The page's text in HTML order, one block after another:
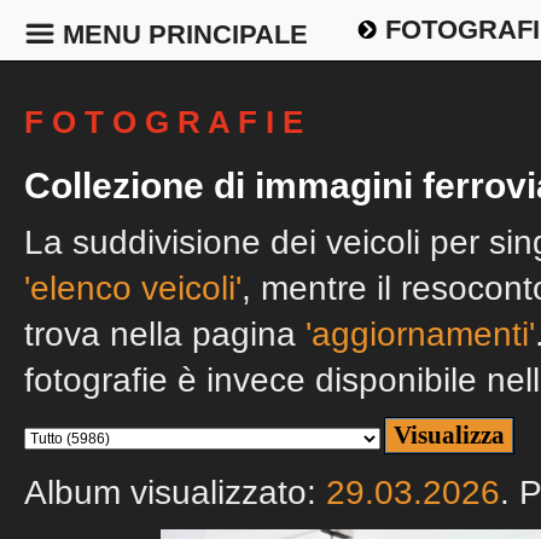
MENU PRINCIPALE
F O T O G R A F I E
Collezione di immagini
La suddivisione dei veicoli per
'elenco veicoli', mentre il
trova nella pagina 'aggiornamenti'
fotografie è invece disponibile
Album visualizzato: 29.03.2026.